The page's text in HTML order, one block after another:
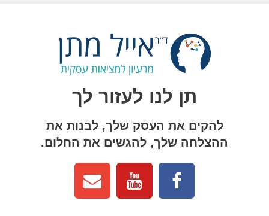
תן לנו לעזור לך
להקים את העסק שלך, לבנות את
ההצלחה שלך, להגשים את החלום.